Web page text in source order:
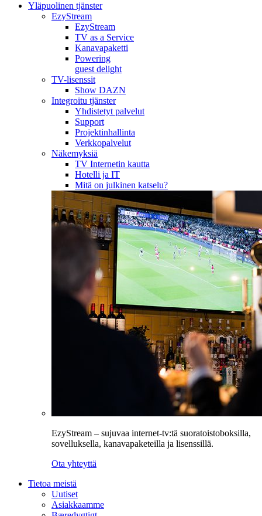
Yläpuolinen tjänster
EzyStream
EzyStream
TV as a Service
Kanavapaketti
Powering
guest delight
TV-lisenssit
Show DAZN
Integroitu tjänster
Yhdistetyt palvelut
Support
Projektinhallinta
Verkkopalvelut
Näkemyksiä
TV Internetin kautta
Hotelli ja IT
Mitä on julkinen katselu?
EzyStream – sujuvaa internet-tv:tä suoratoistoboksilla,
sovelluksella, kanavapaketeilla ja lisenssillä.
Ota yhteyttä
Tietoa meistä
Uutiset
Asiakkaamme